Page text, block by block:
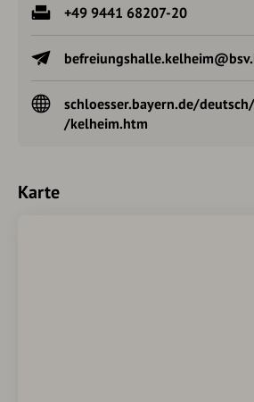
+49 9441 68207-20
schloesser.bayern.de/
/kelheim.htm
Karte